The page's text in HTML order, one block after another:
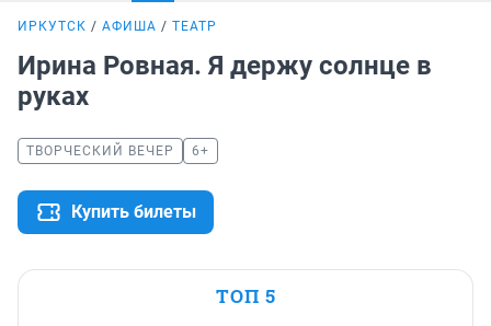
ИРКУТСК АФИША ТЕАТР
Ирина Ровная. Я держу солнце в
руках
ТВОРЧЕСКИЙ ВЕЧЕР 6+
Купить билеты
ТОП 5